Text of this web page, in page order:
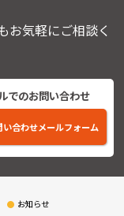
お気軽にご相談く
でのお問い合わせ
い合わせメールフォーム
お知らせ